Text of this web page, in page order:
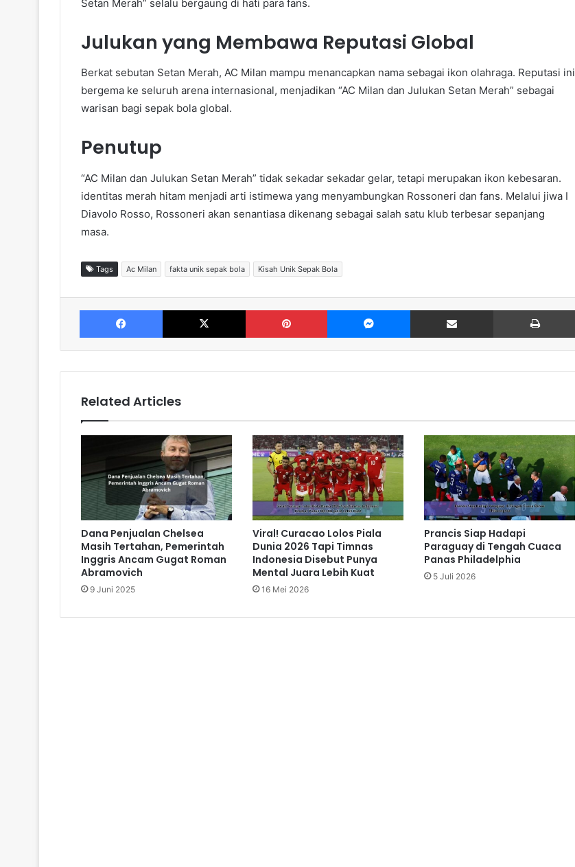
Setan Merah” selalu bergaung di hati para fans.
Julukan yang Membawa Reputasi Global
Berkat sebutan Setan Merah, AC Milan mampu menancapkan nama sebagai ikon olahraga. Reputasi ini
bergema ke seluruh arena internasional, menjadikan “AC Milan dan Julukan Setan Merah” sebagai
warisan bagi sepak bola global.
Penutup
“AC Milan dan Julukan Setan Merah” tidak sekadar sekadar gelar, tetapi merupakan ikon kebesaran.
identitas merah hitam menjadi arti istimewa yang menyambungkan Rossoneri dan fans. Melalui jiwa I
Diavolo Rosso, Rossoneri akan senantiasa dikenang sebagai salah satu klub terbesar sepanjang
masa.
Tags Ac Milan fakta unik sepak bola Kisah Unik Sepak Bola
Facebook X Pinterest Messenger Share via Email
Related Articles
Dana Penjualan Chelsea
Masih Tertahan, Pemerintah
Inggris Ancam Gugat Roman
Abramovich
9 Juni 2025
Viral! Curacao Lolos Piala
Dunia 2026 Tapi Timnas
Indonesia Disebut Punya
Mental Juara Lebih Kuat
16 Mei 2026
Prancis Siap Hadapi
Paraguay di Tengah Cuaca
Panas Philadelphia
5 Juli 2026